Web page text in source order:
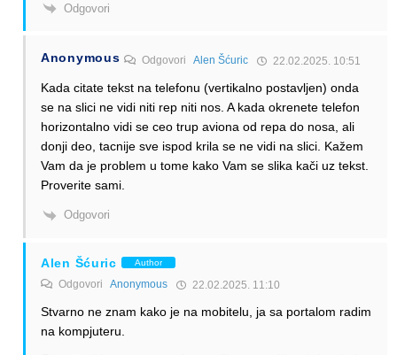
Odgovori
Anonymous OdgovoriAlen Šćuric 22.02.2025. 10:51
Kada citate tekst na telefonu (vertikalno postavljen) onda
se na slici ne vidi niti rep niti nos. A kada okrenete telefon
horizontalno vidi se ceo trup aviona od repa do nosa, ali
donji deo, tacnije sve ispod krila se ne vidi na slici. Kažem
Vam da je problem u tome kako Vam se slika kači uz tekst.
Proverite sami.
Odgovori
Alen Šćuric Author
Odgovori Anonymous 22.02.2025. 11:10
Stvarno ne znam kako je na mobitelu, ja sa portalom radim
na kompjuteru.